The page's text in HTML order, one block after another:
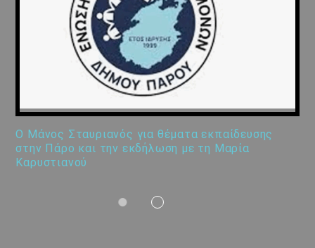
Ο Μάνος Σταυριανός για θέματα εκπαίδευσης
στην Πάρο και την εκδήλωση με τη Μαρία
Καρυστιανού